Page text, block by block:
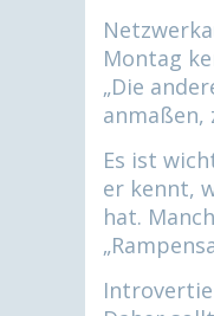
Montag
„Die
anmaßen,
Es ist
er kennt,
hat.